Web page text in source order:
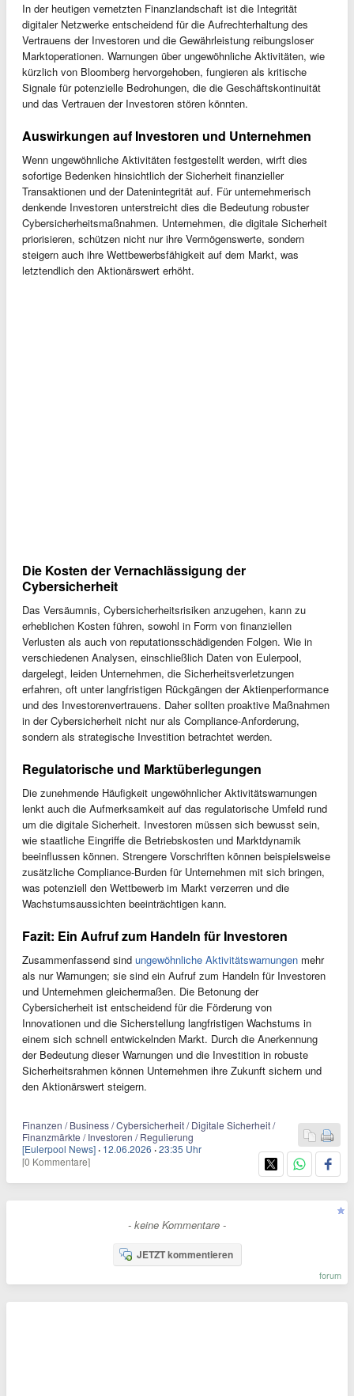
In der heutigen vernetzten Finanzlandschaft ist die Integrität
digitaler Netzwerke entscheidend für die Aufrechterhaltung des
Vertrauens der Investoren und die Gewährleistung reibungsloser
Marktoperationen. Warnungen über ungewöhnliche Aktivitäten, wie
kürzlich von Bloomberg hervorgehoben, fungieren als kritische
Signale für potenzielle Bedrohungen, die die Geschäftskontinuität
und das Vertrauen der Investoren stören könnten.
Auswirkungen auf Investoren und Unternehmen
Wenn ungewöhnliche Aktivitäten festgestellt werden, wirft dies
sofortige Bedenken hinsichtlich der Sicherheit finanzieller
Transaktionen und der Datenintegrität auf. Für unternehmerisch
denkende Investoren unterstreicht dies die Bedeutung robuster
Cybersicherheitsmaßnahmen. Unternehmen, die digitale Sicherheit
priorisieren, schützen nicht nur ihre Vermögenswerte, sondern
steigern auch ihre Wettbewerbsfähigkeit auf dem Markt, was
letztendlich den Aktionärswert erhöht.
Die Kosten der Vernachlässigung der
Cybersicherheit
Das Versäumnis, Cybersicherheitsrisiken anzugehen, kann zu
erheblichen Kosten führen, sowohl in Form von finanziellen
Verlusten als auch von reputationsschädigenden Folgen. Wie in
verschiedenen Analysen, einschließlich Daten von Eulerpool,
dargelegt, leiden Unternehmen, die Sicherheitsverletzungen
erfahren, oft unter langfristigen Rückgängen der Aktienperformance
und des Investorenvertrauens. Daher sollten proaktive Maßnahmen
in der Cybersicherheit nicht nur als Compliance-Anforderung,
sondern als strategische Investition betrachtet werden.
Regulatorische und Marktüberlegungen
Die zunehmende Häufigkeit ungewöhnlicher Aktivitätswarnungen
lenkt auch die Aufmerksamkeit auf das regulatorische Umfeld rund
um die digitale Sicherheit. Investoren müssen sich bewusst sein,
wie staatliche Eingriffe die Betriebskosten und Marktdynamik
beeinflussen können. Strengere Vorschriften können beispielsweise
zusätzliche Compliance-Burden für Unternehmen mit sich bringen,
was potenziell den Wettbewerb im Markt verzerren und die
Wachstumsaussichten beeinträchtigen kann.
Fazit: Ein Aufruf zum Handeln für Investoren
Zusammenfassend sind ungewöhnliche Aktivitätswarnungen mehr
als nur Warnungen; sie sind ein Aufruf zum Handeln für Investoren
und Unternehmen gleichermaßen. Die Betonung der
Cybersicherheit ist entscheidend für die Förderung von
Innovationen und die Sicherstellung langfristigen Wachstums in
einem sich schnell entwickelnden Markt. Durch die Anerkennung
der Bedeutung dieser Warnungen und die Investition in robuste
Sicherheitsrahmen können Unternehmen ihre Zukunft sichern und
den Aktionärswert steigern.
Finanzen / Business / Cybersicherheit / Digitale Sicherheit /
Finanzmärkte / Investoren / Regulierung
[Eulerpool News] · 12.06.2026 ·23:35 Uhr
[0 Kommentare]
- keine Kommentare -
JETZT kommentieren
forum